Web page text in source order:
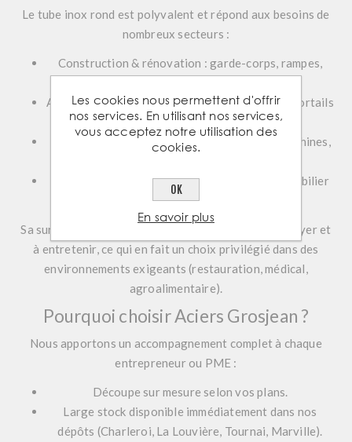
Le tube inox rond est polyvalent et répond aux besoins de
nombreux secteurs :
Construction & rénovation : garde-corps, rampes,
Aménagement extérieur : pergolas, tonnelles, portails
modernes.
Industrie & process : structures tubulaires, machines,
Mobilier & design : pieds de table, supports, mobilier
urbain.
Sa surface lisse le rend également très facile à nettoyer et
à entretenir, ce qui en fait un choix privilégié dans des
environnements exigeants (restauration, médical,
agroalimentaire).
Pourquoi choisir Aciers Grosjean ?
Nous apportons un accompagnement complet à chaque
entrepreneur ou PME :
Découpe sur mesure selon vos plans.
Large stock disponible immédiatement dans nos
dépôts (Charleroi, La Louvière, Tournai, Marville).
Les cookies nous permettent d'offrir
nos services. En utilisant nos services,
vous acceptez notre utilisation des
cookies.
OK
En savoir plus